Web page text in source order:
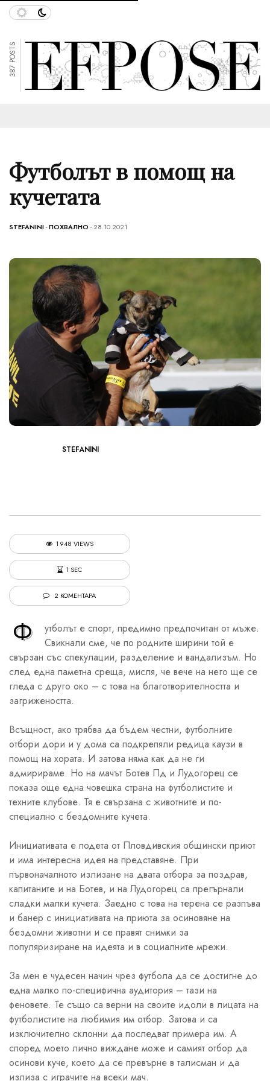
387 POSTS
Футболът в помощ на
кучетата
STEFANINI-ПОХВАЛНО - 28.10.2021
STEFANINI
1 948 VIEWS
1 SEC
2 КОМЕНТАРА
Ф
утболът е спорт, предимно предпочитан от мъже.
Свикнали сме, че по родните ширини той е
свързан със спекулации, разделение и вандализъм. Но
след една паметна среща, мисля, че вече на него ще се
гледа с друго око – с това на благотворителността и
загрижеността.
Всъщност, ако трябва да бъдем честни, футболните
отбори дори и у дома са подкрепяли редица каузи в
помощ на хората. И затова няма как да не ги
адмирираме. Но на мачът Ботев Пд и Лудогорец се
показа още една човешка страна на футболистите и
техните клубове. Тя е свързана с животните и по-
специално с бездомните кучета.
Инициативата е подета от Пловдивския общински приют
и има интересна идея на представяне. При
първоначалното излизане на двата отбора за поздрав,
капитаните и на Ботев, и на Лудогорец са прегърнали
сладки малки кучета. Заедно с това на терена се разпъва
и банер с инициативата на приюта за осиновяне на
бездомни животни и се правят снимки за
популяризиране на идеята и в социалните мрежи.
За мен е чудесен начин чрез футбола да се достигне до
една малко по-специфична аудитория – тази на
феновете. Те също са верни на своите идоли в лицата на
футболистите на любимия им отбор. Затова и са
изключително склонни да последват примера им. А
според моето лично виждане може и самият отбор да
осинови куче, което да се превърне в талисман и да
излиза с играчите на всеки мач.